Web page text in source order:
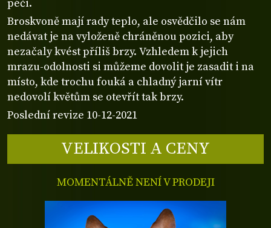
péči.
Broskvoně mají rady teplo, ale osvědčilo se nám
nedávat je na vyloženě chráněnou pozici, aby
nezačaly kvést příliš brzy. Vzhledem k jejich
mrazu-odolnosti si můžeme dovolit je zasadit i na
místo, kde trochu fouká a chladný jarní vítr
nedovolí květům se otevřít tak brzy.
Poslední revize 10-12-2021
VELIKOSTI A CENY
MOMENTÁLNĚ NENÍ V PRODEJI